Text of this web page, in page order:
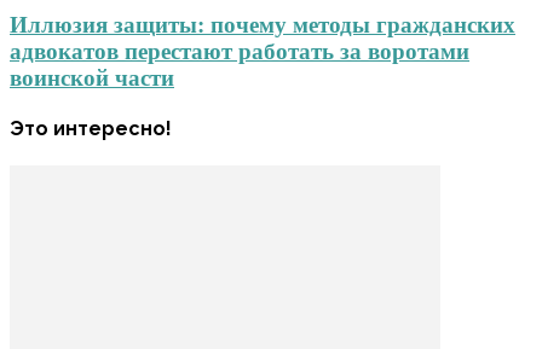
Иллюзия защиты: почему методы гражданских
адвокатов перестают работать за воротами
воинской части
Это интересно!